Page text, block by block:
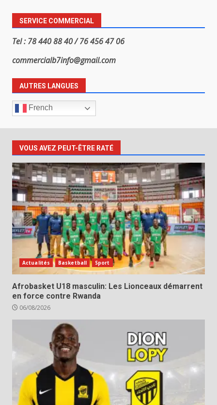
SERVICE COMMERCIAL
Tel : 78 440 88 40 / 76 456 47 06
commercialb7info@gmail.com
AUTRES LANGUES
French
VOUS AVEZ PEUT-ÊTRE RATÉ
Actualités Basketball Sport
Afrobasket U18 masculin: Les Lionceaux démarrent
en force contre Rwanda
06/08/2026